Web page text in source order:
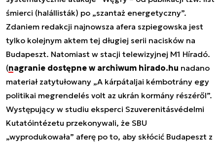
śmierci (halállisták) po „szantaż energetyczny”.
Zdaniem redakcji najnowsza afera szpiegowska jest
tylko kolejnym aktem tej długiej serii nacisków na
Budapeszt. Natomiast w stacji telewizyjnej M1 Híradó.
(nagranie dostępne w archiwum hirado.hu nadano
materiał zatytułowany „A kárpátaljai kémbotrány egy
politikai megrendelés volt az ukrán kormány részéről”.
Występujący w studiu eksperci Szuverenitásvédelmi
Kutatóintézetu przekonywali, że SBU
„wyprodukowała” aferę po to, aby skłócić Budapeszt z